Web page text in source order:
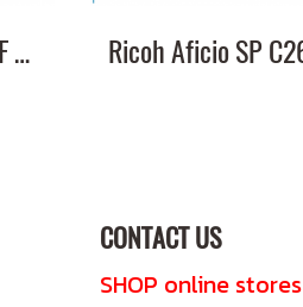
Ricoh Aficio SP C250SF หมึกเครื่องปริ้น ชุด 4 สี สุดคุ้ม ส่งฟรี
CONTACT US
SHOP online stores